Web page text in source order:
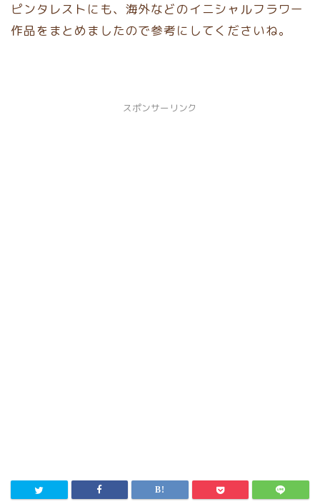
ピンタレストにも、海外などのイニシャルフラワー
作品をまとめましたので参考にしてくださいね。
スポンサーリンク